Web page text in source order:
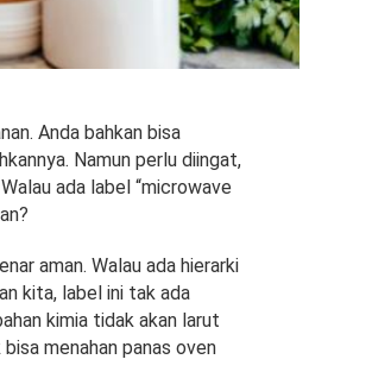
Anda bahkan bisa
Namun perlu diingat,
ada label “microwave
aman. Walau ada hierarki
kita, label ini tak ada
kimia tidak akan larut
menahan panas oven